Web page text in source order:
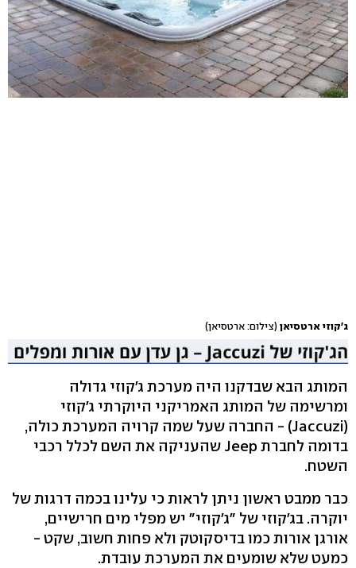
ג'קוזי ארטסיאן (צילום: ארטסיאן)
המותג הבא שבדקנו היה מערכת ג'קוזי גדולה
ומרשימה של המותג האמריקני היוקרתי ג'קוזי
(Jaccuzi) - החברה שעל שמה קרויה המערכת כולה,
בדומה לחברת Jeep שהעניקה את השם לכלל רכבי
השטח.
כבר ממבט ראשון ניתן לראות כי עלינו בכמה דרגות של
יוקרה. בג'קוזי של "ג'קוזי" יש מפלי מים חרישיים,
אורגן אורות כמו בדיסקוטק ולא פחות חשוב, שקט -
כמעט שלא שומעים את המערכת עובדת.